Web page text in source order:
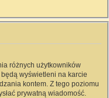
różnych użytkowników
wyświetleni na karcie
kontem. Z tego poziomu
prywatną wiadomość.